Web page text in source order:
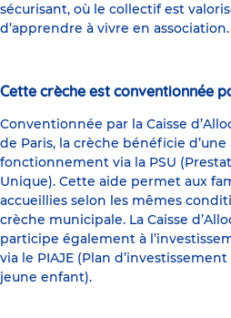
sécurisant, où le collectif est
d’apprendre à vivre en association.
Cette crèche est conventionnée
Conventionnée par la Caisse
de Paris, la crèche bénéficie d’une
fonctionnement via la PSU
Unique). Cette aide permet aux
accueillies selon les mêmes
crèche municipale. La Caisse
participe également à
via le PIAJE (Plan
jeune enfant).